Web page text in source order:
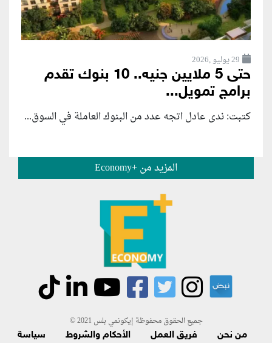
29 يوليو ,2026
حتى 5 ملايين جنيه.. 10 بنوك تقدم
برامج تمويل...
كتبت: ندى عادل اتجه عدد من البنوك العاملة في السوق...
المزيد من +Economy
جميع الحقوق محفوظة إيكونمي بلس 2021 ©
من نحن فريق العمل الأحكام والشروط سياسة